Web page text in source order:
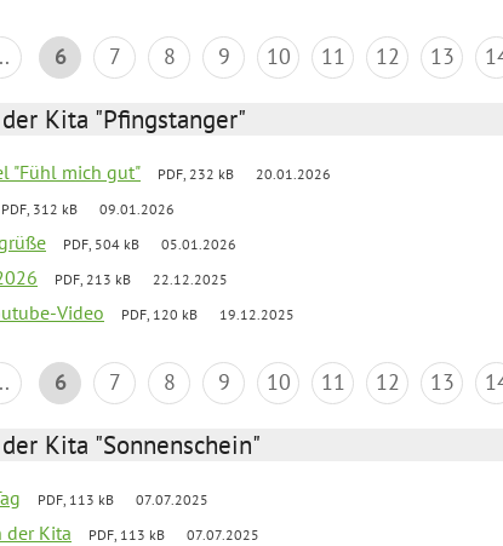
6 7 8 9 10 11 12 13
Kita "Pfingstanger"
"Fühl mich gut" PDF, 232 kB 20.01.2026
PDF, 312 kB 09.01.2026
PDF, 504 kB 05.01.2026
PDF, 213 kB 22.12.2025
Video PDF, 120 kB 19.12.2025
6 7 8 9 10 11 12 13
Kita "Sonnenschein"
PDF, 113 kB 07.07.2025
der Kita PDF, 113 kB 07.07.2025